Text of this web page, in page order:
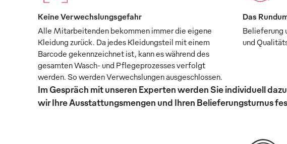
Keine Verwechslungsgefahr
Alle Mitarbeitenden bekommen immer die eigene
Kleidung zurück. Da jedes Kleidungsteil mit einem
Barcode gekennzeichnet ist, kann es während des
gesamten Wasch- und Pflegeprozesses verfolgt
werden. So werden Verwechslungen ausgeschlossen.
Das
Belieferung
und
Im Gespräch mit unseren Experten werden Sie individuell
wir Ihre Ausstattungsmengen und Ihren Belieferungsturnus